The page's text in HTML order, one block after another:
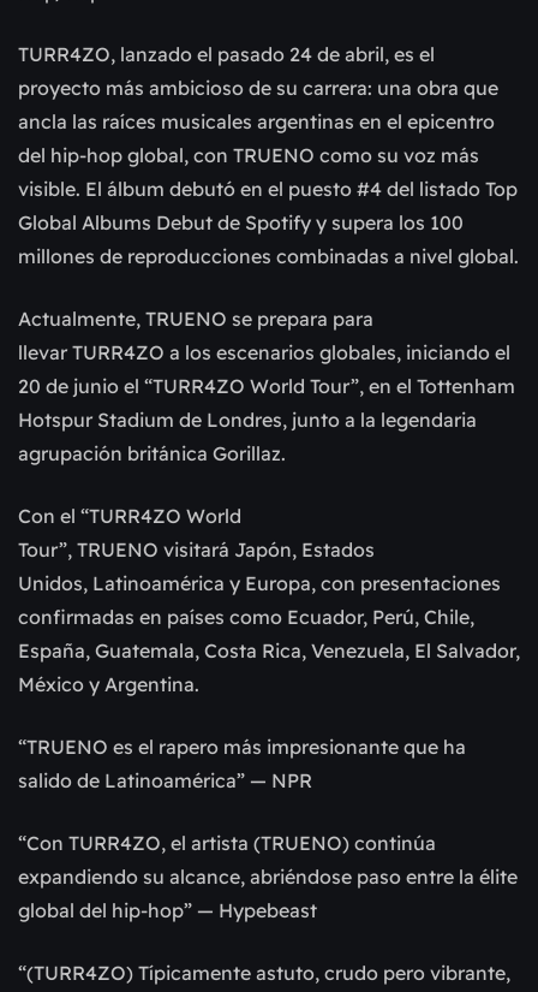
TURR4ZO, lanzado el pasado 24 de abril, es el
proyecto más ambicioso de su carrera: una obra que
ancla las raíces musicales argentinas en el epicentro
del hip-hop global, con TRUENO como su voz más
visible. El álbum debutó en el puesto #4 del listado Top
Global Albums Debut de Spotify y supera los 100
millones de reproducciones combinadas a nivel global.
Actualmente, TRUENO se prepara para
llevar TURR4ZO a los escenarios globales, iniciando el
20 de junio el “TURR4ZO World Tour”, en el Tottenham
Hotspur Stadium de Londres, junto a la legendaria
agrupación británica Gorillaz.
Con el “TURR4ZO World
Tour”, TRUENO visitará Japón, Estados
Unidos, Latinoamérica y Europa, con presentaciones
confirmadas en países como Ecuador, Perú, Chile,
España, Guatemala, Costa Rica, Venezuela, El Salvador,
México y Argentina.
“TRUENO es el rapero más impresionante que ha
salido de Latinoamérica” — NPR
“Con TURR4ZO, el artista (TRUENO) continúa
expandiendo su alcance, abriéndose paso entre la élite
global del hip-hop” — Hypebeast
“(TURR4ZO) Típicamente astuto, crudo pero vibrante,